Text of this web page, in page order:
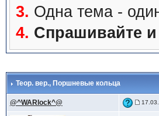
3. Одна тема -
4. Спрашивайте и
Теор. вер., Поршневые кольца
@^WARlock^@